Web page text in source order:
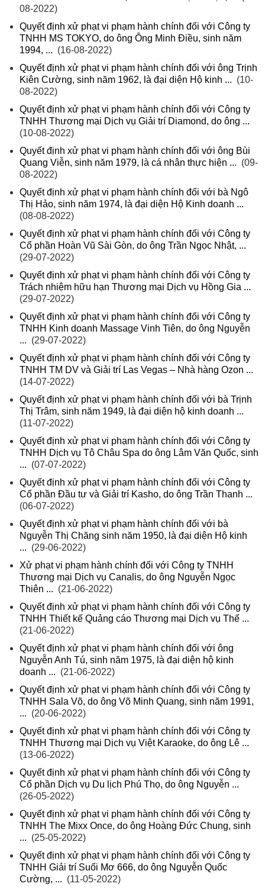
08-2022)
Quyết định xử phạt vi phạm hành chính đối với Công ty
TNHH MS TOKYO, do ông Ông Minh Điều, sinh năm
1994, ... (16-08-2022)
Quyết định xử phạt vi phạm hành chính đối với ông Trịnh
Kiên Cường, sinh năm 1962, là đại diện Hộ kinh ... (10-
08-2022)
Quyết định xử phạt vi phạm hành chính đối với Công ty
TNHH Thương mại Dịch vụ Giải trí Diamond, do ông ...
(10-08-2022)
Quyết định xử phạt vi phạm hành chính đối với ông Bùi
Quang Viễn, sinh năm 1979, là cá nhân thực hiện ... (09-
08-2022)
Quyết định xử phạt vi phạm hành chính đối với bà Ngô
Thị Hảo, sinh năm 1974, là đại diện Hộ Kinh doanh ...
(08-08-2022)
Quyết định xử phạt vi phạm hành chính đối với Công ty
Cổ phần Hoàn Vũ Sài Gòn, do ông Trần Ngọc Nhật, ...
(29-07-2022)
Quyết định xử phạt vi phạm hành chính đối với Công ty
Trách nhiệm hữu hạn Thương mại Dịch vụ Hồng Gia ...
(29-07-2022)
Quyết định xử phạt vi phạm hành chính đối với Công ty
TNHH Kinh doanh Massage Vinh Tiên, do ông Nguyễn
... (29-07-2022)
Quyết định xử phạt vi phạm hành chính đối với Công ty
TNHH TM DV và Giải trí Las Vegas – Nhà hàng Ozon ...
(14-07-2022)
Quyết định xử phạt vi phạm hành chính đối với bà Trịnh
Thị Trâm, sinh năm 1949, là đại diện hộ kinh doanh ...
(11-07-2022)
Quyết định xử phạt vi phạm hành chính đối với Công ty
TNHH Dịch vụ Tô Châu Spa do ông Lâm Văn Quốc, sinh
... (07-07-2022)
Quyết định xử phạt vi phạm hành chính đối với Công ty
Cổ phần Đầu tư và Giải trí Kasho, do ông Trần Thanh ...
(06-07-2022)
Quyết định xử phạt vi phạm hành chính đối với bà
Nguyễn Thị Chăng sinh năm 1950, là đại diện Hộ kinh
... (29-06-2022)
Xử phạt vi phạm hành chính đối với Công ty TNHH
Thương mại Dịch vụ Canalis, do ông Nguyễn Ngọc
Thiên ... (21-06-2022)
Quyết định xử phạt vi phạm hành chính đối với Công ty
TNHH Thiết kế Quảng cáo Thương mại Dịch vụ Thế ...
(21-06-2022)
Quyết định xử phạt vi phạm hành chính đối với ông
Nguyễn Anh Tú, sinh năm 1975, là đại diện hộ kinh
doanh ... (21-06-2022)
Quyết định xử phạt vi phạm hành chính đối với Công ty
TNHH Sala Võ, do ông Võ Minh Quang, sinh năm 1991,
... (20-06-2022)
Quyết định xử phạt vi phạm hành chính đối với Công ty
TNHH Thương mại Dịch vụ Việt Karaoke, do ông Lê ...
(13-06-2022)
Quyết định xử phạt vi phạm hành chính đối với Công ty
Cổ phần Dịch vụ Du lịch Phú Thọ, do ông Nguyễn ...
(26-05-2022)
Quyết định xử phạt vi phạm hành chính đối với Công ty
TNHH The Mixx Once, do ông Hoàng Đức Chung, sinh
... (25-05-2022)
Quyết định xử phạt vi phạm hành chính đối với Công ty
TNHH Giải trí Suối Mơ 666, do ông Nguyễn Quốc
Cường, ... (11-05-2022)